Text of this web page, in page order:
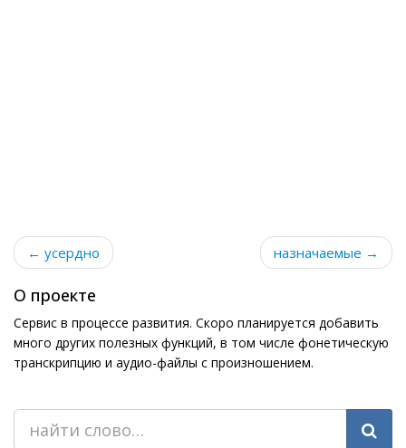
← усердно назначаемые →
О проекте
Сервис в процессе развития. Скоро планируется добавить
много других полезных функций, в том числе фонетическую
транскрипцию и аудио-файлы с произношением.